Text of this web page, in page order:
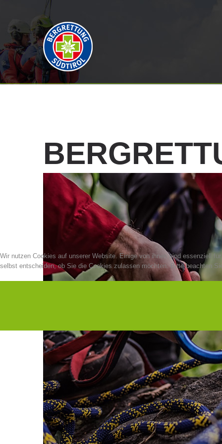
Wir nutzen Cookies auf unserer Website. Einige von ihnen sind essenziell
selbst entscheiden, ob Sie die Cookies zulassen möchten. Bitte beachten